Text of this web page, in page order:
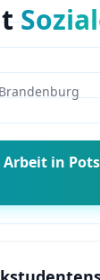
Brandenburg
Arbeitin